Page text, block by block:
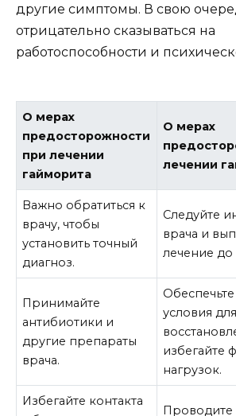
другие симптомы. В свою
отрицательно сказываться на
работоспособности и
О мерах
предосторожности
при лечении
гайморита
О мерах
лечении
Важно обратиться к
врачу, чтобы
установить точный
диагноз.
Следуйте
врача и
лечение до
Принимайте
антибиотики и
другие препараты
врача.
условия для
избегайте
нагрузок.
Избегайте контакта
Проводите